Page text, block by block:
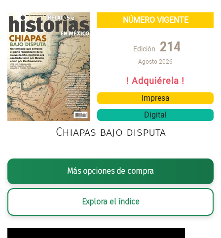
NÚMERO VIGENTE
Edición 214
Agosto 2026
! Adquiérela !
Impresa
Digital
Chiapas bajo disputa
Más opciones de compra
Explora el índice